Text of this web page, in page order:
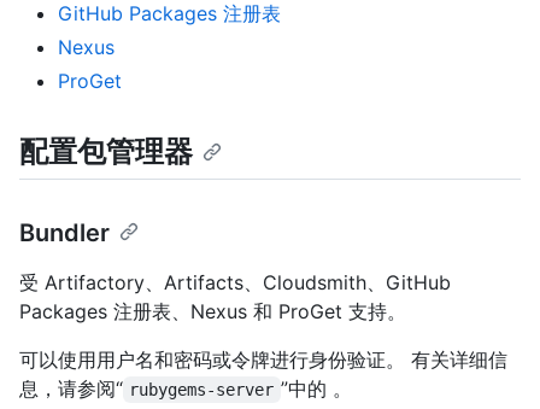
GitHub Packages 注册表
Nexus
ProGet
配置包管理器
Bundler
受 Artifactory、Artifacts、Cloudsmith、GitHub
Packages 注册表、Nexus 和 ProGet 支持。
可以使用用户名和密码或令牌进行身份验证。 有关详细信
息，请参阅“ rubygems-server ”中的 。